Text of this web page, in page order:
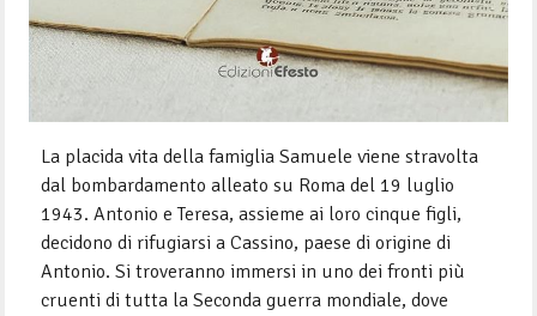
La placida vita della famiglia Samuele viene stravolta
dal bombardamento alleato su Roma del 19 luglio
1943. Antonio e Teresa, assieme ai loro cinque figli,
decidono di rifugiarsi a Cassino, paese di origine di
Antonio. Si troveranno immersi in uno dei fronti più
cruenti di tutta la Seconda guerra mondiale, dove